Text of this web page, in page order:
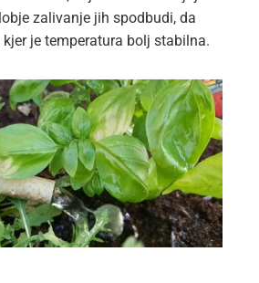
zalivanje jih spodbudi, da
je temperatura bolj stabilna.